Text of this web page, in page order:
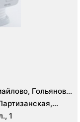
Гольяново,
1